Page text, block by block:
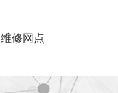
维修网点